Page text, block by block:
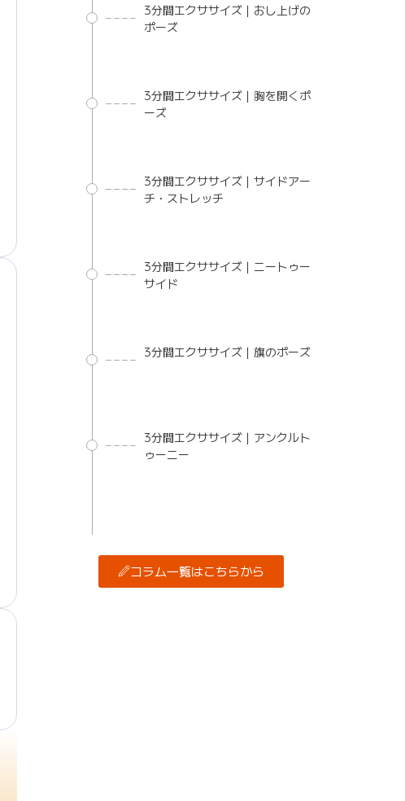
3分間エクササイズ｜おし上げの
ポーズ
3分間エクササイズ｜胸を開くポ
ーズ
3分間エクササイズ｜サイドアー
チ・ストレッチ
3分間エクササイズ｜ニートゥー
サイド
3分間エクササイズ｜旗のポーズ
3分間エクササイズ｜アンクルト
ゥーニー
コラム一覧はこちらから